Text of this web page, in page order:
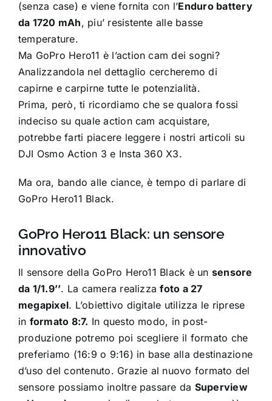
(senza case) e viene fornita con l’Enduro battery
da 1720 mAh, piu’ resistente alle basse
temperature.
Ma GoPro Hero11 è l’action cam dei sogni?
Analizzandola nel dettaglio cercheremo di
capirne e carpirne tutte le potenzialità.
Prima, però, ti ricordiamo che se qualora fossi
indeciso su quale action cam acquistare,
potrebbe farti piacere leggere i nostri articoli su
DJI Osmo Action 3 e Insta 360 X3.
Ma ora, bando alle ciance, è tempo di parlare di
GoPro Hero11 Black.
GoPro Hero11 Black: un sensore
innovativo
Il sensore della GoPro Hero11 Black è un sensore
da 1/1.9’’. La camera realizzafoto a 27
megapixel. L’obiettivo digitale utilizza le riprese
in formato 8:7. In questo modo, in post-
produzione potremo poi scegliere il formato che
preferiamo (16:9 o 9:16) in base alla destinazione
d’uso del contenuto. Grazie al nuovo formato del
sensore possiamo inoltre passare da Superview